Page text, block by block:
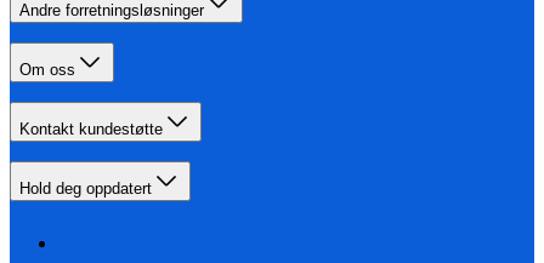
Andre forretningsløsninger
Om oss
Kontakt kundestøtte
Hold deg oppdatert